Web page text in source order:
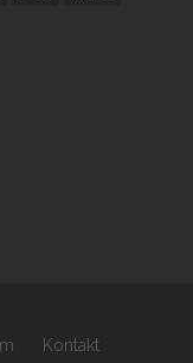
Kontakt